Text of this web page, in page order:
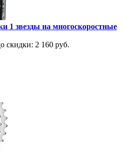
1 звезды на многоскоростные
скидки: 2 160 руб.